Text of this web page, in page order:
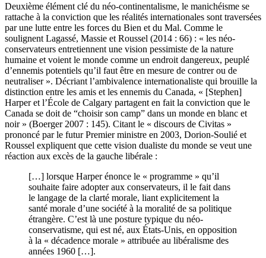
Deuxième élément clé du néo-continentalisme, le manichéisme se
rattache à la conviction que les réalités internationales sont traversées
par une lutte entre les forces du Bien et du Mal. Comme le
soulignent Lagassé, Massie et Roussel (2014 : 66) : « les néo-
conservateurs entretiennent une vision pessimiste de la nature
humaine et voient le monde comme un endroit dangereux, peuplé
d’ennemis potentiels qu’il faut être en mesure de contrer ou de
neutraliser ». Décriant l’ambivalence internationaliste qui brouille la
distinction entre les amis et les ennemis du Canada, « [Stephen]
Harper et l’École de Calgary partagent en fait la conviction que le
Canada se doit de “choisir son camp” dans un monde en blanc et
noir » (Boerger 2007 : 145). Citant le « discours de Civitas »
prononcé par le futur Premier ministre en 2003, Dorion-Soulié et
Roussel expliquent que cette vision dualiste du monde se veut une
réaction aux excès de la gauche libérale :
[…] lorsque Harper énonce le « programme » qu’il
souhaite faire adopter aux conservateurs, il le fait dans
le langage de la clarté morale, liant explicitement la
santé morale d’une société à la moralité de sa politique
étrangère. C’est là une posture typique du néo-
conservatisme, qui est né, aux États-Unis, en opposition
à la « décadence morale » attribuée au libéralisme des
années 1960 […].